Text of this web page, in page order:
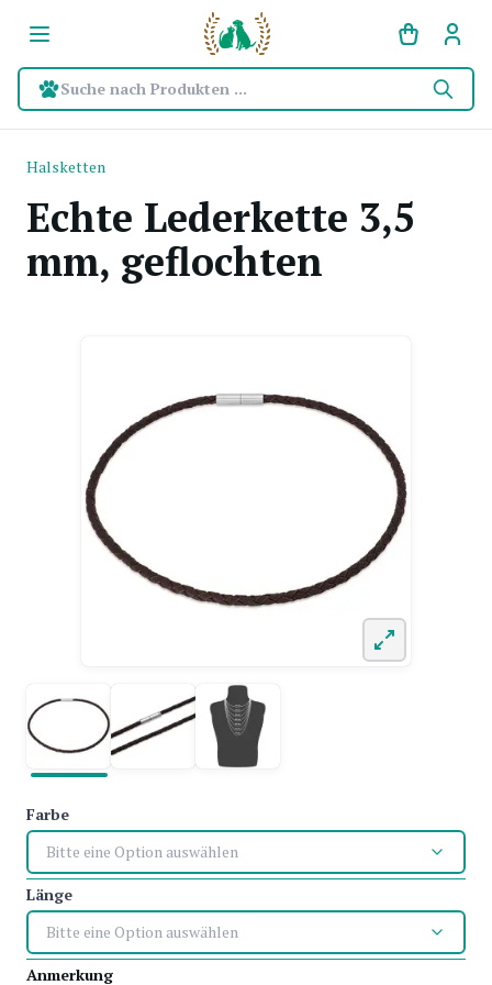
Suche nach Produkten ...
Halsketten
Echte Lederkette 3,5
mm, geflochten
Farbe
Bitte eine Option auswählen
Länge
Bitte eine Option auswählen
Anmerkung